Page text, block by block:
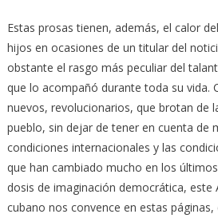
Estas prosas tienen, además, el calor
hijos en ocasiones de un titular del
obstante el rasgo más peculiar del
que lo acompañó durante toda su vida.
nuevos, revolucionarios, que brotan de
pueblo, sin dejar de tener en cuenta de
condiciones internacionales y las
que han cambiado mucho en los
dosis de imaginación democrática, este
cubano nos convence en estas